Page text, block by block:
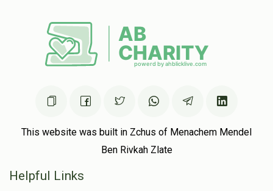
This website was built in Zchus of Menachem Mendel
Ben Rivkah Zlate
Helpful Links